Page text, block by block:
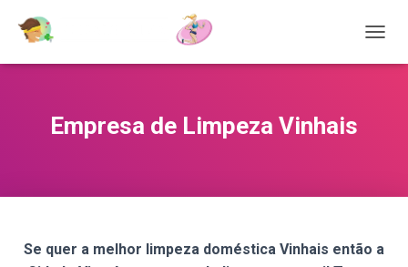
O
T
Empresa de Limpeza Vinhais
Se quer a melhor limpeza doméstica Vinhais então a